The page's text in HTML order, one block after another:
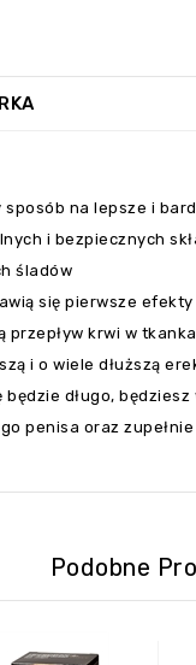
na lepsze i
i bezpiecznych
śladów
się pierwsze efekty
krwi w
i o wiele dłuższą
długo,
penisa oraz
Podobne